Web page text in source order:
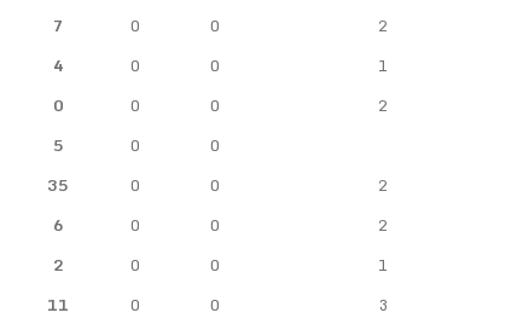
7 0 0
2
4 0 0
1
0 0 0
2
5 0
0
35 0 0
2
6 0 0
2
2 0 0
1
11 0 0
3